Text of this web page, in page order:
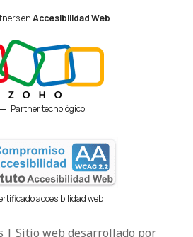
enAccesibilidad Web
Partner tecnológico
accesibilidad web
| Sitio web desarrollado por